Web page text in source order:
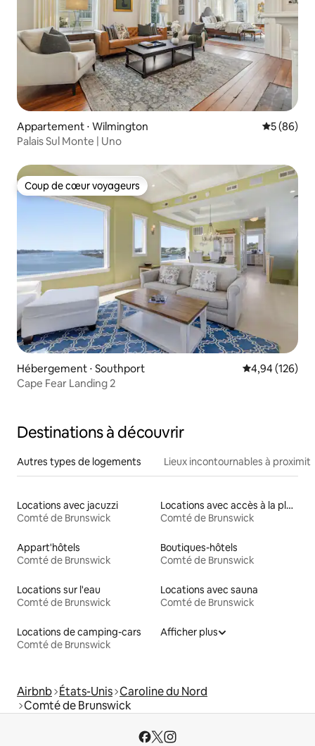
Appartement ⋅ Wilmington
5 (86)
Palais Sul Monte | Uno
Coup de cœur voyageurs
Coup de cœur voyageurs
Hébergement ⋅ Southport Évaluation
4,94 (126)
Cape Fear Landing 2
Destinations à découvrir
Autres types de logements Lieux incontournables à
Locations avec jacuzzi
Comté de Brunswick
Locations avec accès à la plage
Comté de Brunswick
Appart'hôtels
Comté de Brunswick
Boutiques-hôtels
Comté de Brunswick
Locations sur l'eau
Comté de Brunswick
Locations avec sauna
Comté de Brunswick
Locations de camping-cars
Comté de Brunswick
Afficher plus
Airbnb États-Unis Caroline du Nord
Comté de Brunswick